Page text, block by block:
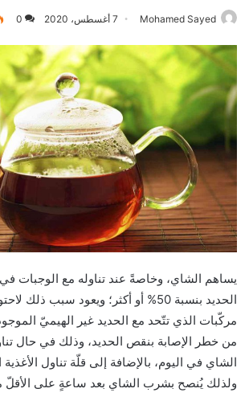
Mohamed Sayed 7 أغسطس، 2020 0
يساهم الشاي، وخاصةً عند تناوله مع الوجبات
الحديد بنسبة 50% أو أكثر؛ ويعود سبب
مركّبات الذي تتّحد مع الحديد غير الهيميّ
من خطر الإصابة بنقص الحديد، وذلك في حال
الشاي في اليوم، بالإضافة إلى قلّة تناول
ولذلك يُنصح بشرب الشاي بعد ساعةٍ على الأقلّ